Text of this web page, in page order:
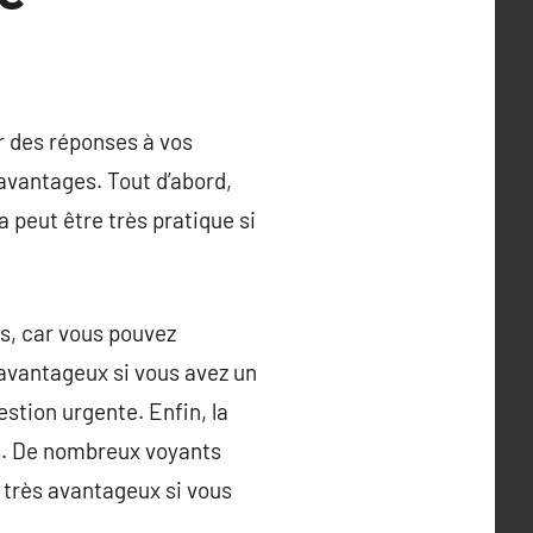
réponses à vos
Tout d’abord,
peut être très pratique si
car vous pouvez
si vous avez un
urgente. Enfin, la
De nombreux voyants
avantageux si vous